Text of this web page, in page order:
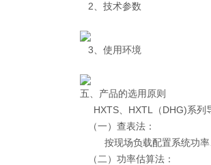
2、技术参数
3、使用环境
五、产品的选用原则
HXTS、HXTL（DHG)系列
（一）查表法：
按现场负载配置系统功率、
（二）功率估算法：